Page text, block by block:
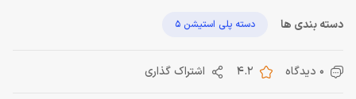
دسته بندی ها دسته پلی استیشن 5
0 دیدگاه 4.2 اشتراک گذاری